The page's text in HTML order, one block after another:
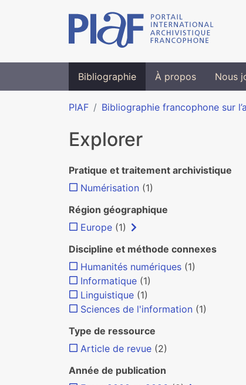
Bibliographie À propos Nous
PIAF Bibliographie francophone sur
Explorer
Pratique et traitement archivistique
Numérisation (1)
Région géographique
Europe (1)
Discipline et méthode connexes
Humanités numériques (1)
Informatique (1)
Linguistique (1)
Sciences de l'information (1)
Type de ressource
Article de revue (2)
Année de publication